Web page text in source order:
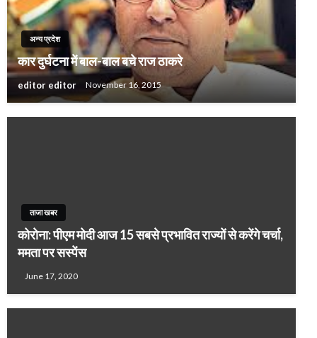
अन्य प्रदेश
कार दुर्घटना में बाल-बाल बचे राज ठाकरे
editor editor November 16, 2015
ताजा खबर
कोरोना: पीएम मोदी आज 15 सबसे प्रभावित राज्यों से करेंगे चर्चा,
ममता पर सस्पेंस
June 17, 2020